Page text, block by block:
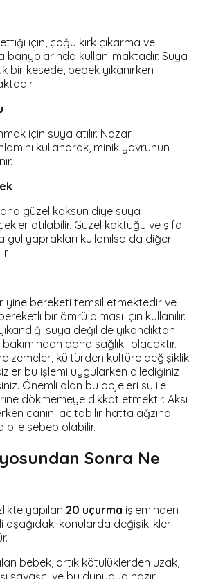
için, çoğu kırk çıkarma ve
banyolarında kullanılmaktadır. Suya
bir kesede, bebek yıkanırken
için suya atılır. Nazar
kullanarak, minik yavrunun
güzel koksun diye suya
atılabilir. Güzel koktuğu ve şifa
gül yaprakları kullanılsa da diğer
yine bereketi temsil etmektedir ve
bir ömrü olması için kullanılır.
suya değil de yıkandıktan
daha sağlıklı olacaktır.
kültürden kültüre değişiklik
bu işlemi uygularken dilediğiniz
Önemli olan bu objeleri su ile
dökmemeye dikkat etmektir. Aksi
canını acıtabilir hatta ağzına
sebep olabilir.
Sonra Ne
yapılan 20 uçurma işleminden
aşağıdaki konularda değişiklikler
bebek, artık kötülüklerden uzak,
savaşçı ve bu dünyaya hazır